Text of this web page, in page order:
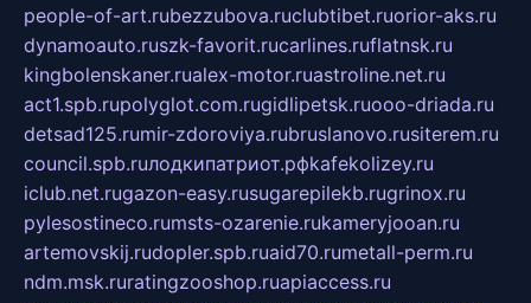
people-of-art.rubezzubova.ruclubtibet.ruorior-aks.ru
dynamoauto.ruszk-favorit.rucarlines.ruflatnsk.ru
kingbolenskaner.rualex-motor.ruastroline.net.ru
act1.spb.rupolyglot.com.rugidlipetsk.ruooo-driada.ru
detsad125.rumir-zdoroviya.rubruslanovo.rusiterem.ru
council.spb.ruлодкипатриот.рфkafekolizey.ru
iclub.net.rugazon-easy.rusugarepilekb.rugrinox.ru
pylesostineco.rumsts-ozarenie.rukameryjooan.ru
artemovskij.rudopler.spb.ruaid70.rumetall-perm.ru
ndm.msk.ruratingzooshop.ruapiaccess.ru